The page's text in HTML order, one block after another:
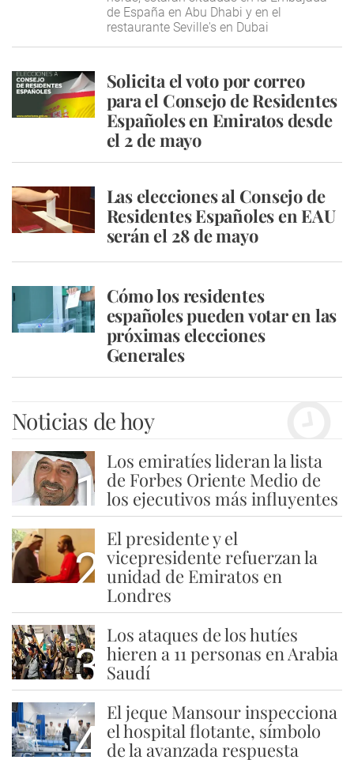
de España en Abu Dhabi y en el
restaurante Seville's en Dubai
Solicita el voto por correo
para el Consejo de Residentes
Españoles en Emiratos desde
el 2 de mayo
Las elecciones al Consejo de
Residentes Españoles en EAU
serán el 28 de mayo
Cómo los residentes
españoles pueden votar en las
próximas elecciones
Generales
Noticias de hoy
1
Los emiratíes lideran la lista
de Forbes Oriente Medio de
los ejecutivos más influyentes
2
El presidente y el
vicepresidente refuerzan la
unidad de Emiratos en
Londres
3
Los ataques de los hutíes
hieren a 11 personas en Arabia
Saudí
4
El jeque Mansour inspecciona
el hospital flotante, símbolo
de la avanzada respuesta